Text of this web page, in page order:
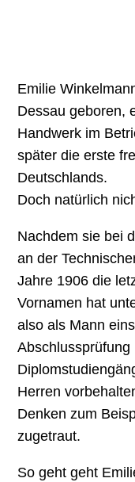
Emilie
Dessau geboren,
Handwerk im
später die erste
Deutschlands.
Doch natürlich
Nachdem sie bei
an der
Jahre 1906 die
Vornamen hat
also als Mann
Herren
Denken zum
zugetraut.
So geht geht